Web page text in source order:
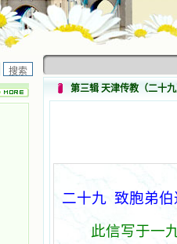
第三辑 天津传教（二十
二十九 致胞弟伯
此信写于一